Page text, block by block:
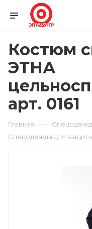
Костюм
ЭТНА
арт. 0161
Главная —
Спецодежда для